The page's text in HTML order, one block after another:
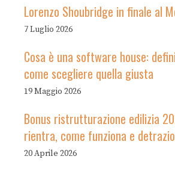
Lorenzo Shoubridge in finale al
7 Luglio 2026
Cosa è una software house:
come scegliere quella giusta
19 Maggio 2026
Bonus ristrutturazione edilizia
rientra, come funziona e
20 Aprile 2026